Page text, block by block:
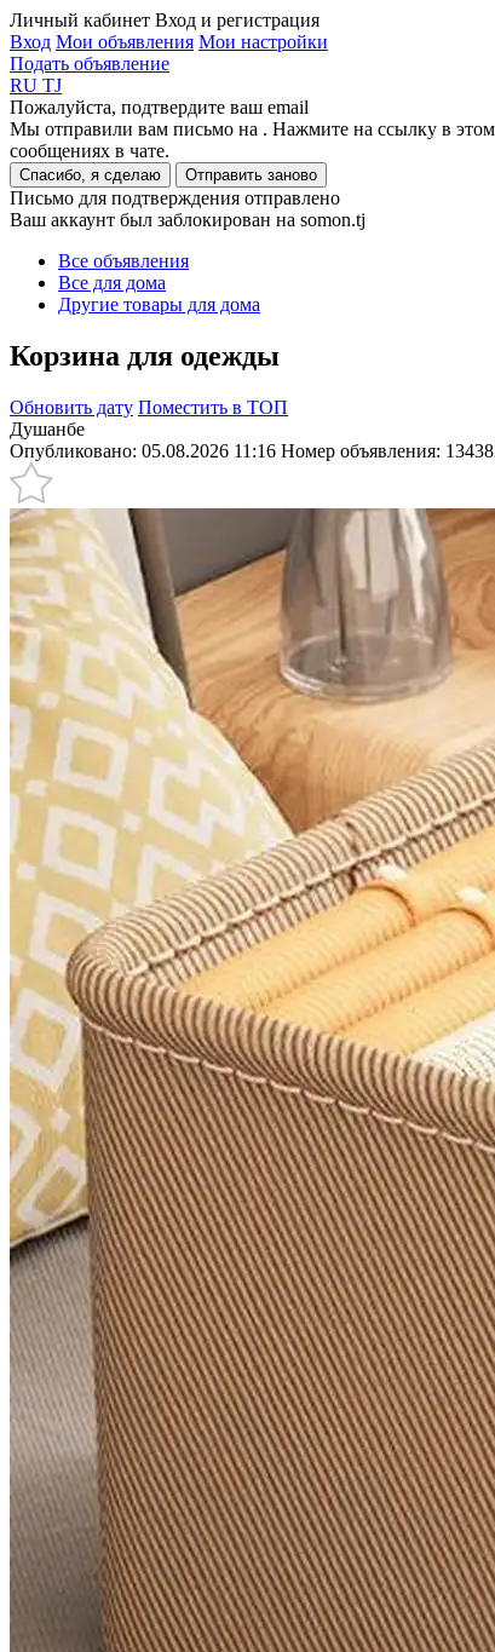
Личный кабинет Вход и регистрация
Вход Мои объявления Мои настройки
Подать объявление
RU TJ
Пожалуйста, подтвердите ваш email
Мы отправили вам письмо на . Нажмите на ссылку в
сообщениях в чате.
Спасибо, я сделаю Отправить заново
Письмо для подтверждения отправлено
Ваш аккаунт был заблокирован на somon.tj
Все объявления
Все для дома
Другие товары для дома
Корзина для одежды
Обновить дату Поместить в ТОП
Душанбе
Опубликовано: 05.08.2026 11:16 Номер объявления: